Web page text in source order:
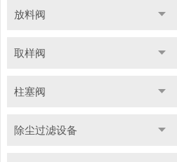
放料阀
取样阀
柱塞阀
除尘过滤设备